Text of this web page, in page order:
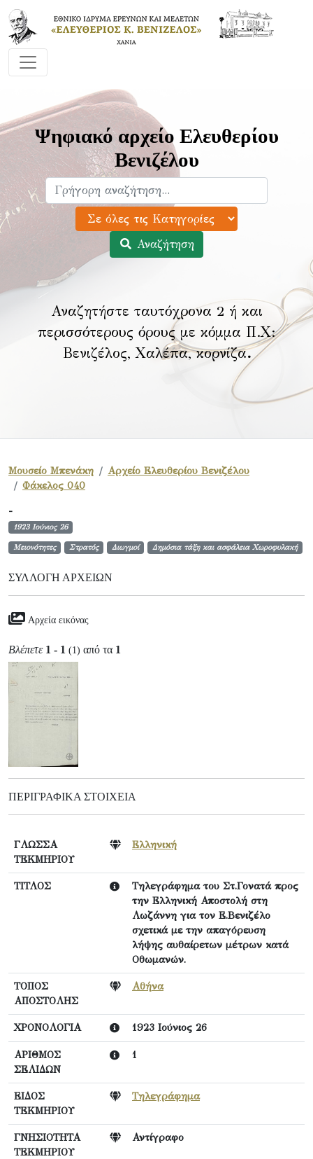
Ψηφιακό αρχείο Ελευθερίου
Βενιζέλου
Αναζήτηση
Αναζητήστε ταυτόχρονα 2 ή και
περισσότερους όρους με κόμμα Π.Χ:
Βενιζέλος, Χαλέπα, κορνίζα.
Μουσείο Μπενάκη
Αρχείο Ελευθερίου Βενιζέλου
Φάκελος 040
-
1923 Ιούνιος 26
Μειονότητες Στρατός Διωγμοί Δημόσια τάξη και ασφάλεια Χωροφυλακή
ΣΥΛΛΟΓΉ ΑΡΧΕΊΩΝ
Αρχεία εικόνας
Βλέπετε 1 - 1 (1) από τα 1
ΠΕΡΙΓΡΑΦΙΚΆ ΣΤΟΙΧΕΊΑ
ΓΛΩΣΣΑ
ΤΕΚΜΗΡΙΟΥ
Ελληνική
ΤΙΤΛΟΣ
Τηλεγράφημα του Στ.Γονατά προς
την Ελληνική Αποστολή στη
Λωζάννη για τον Ε.Βενιζέλο
σχετικά με την απαγόρευση
λήψης αυθαίρετων μέτρων κατά
Οθωμανών.
ΤΟΠΟΣ
ΑΠΟΣΤΟΛΗΣ
Αθήνα
ΧΡΟΝΟΛΟΓΙΑ 1923 Ιούνιος 26
ΑΡΙΘΜΟΣ
ΣΕΛΙΔΩΝ
1
ΕΙΔΟΣ
ΤΕΚΜΗΡΙΟΥ
Τηλεγράφημα
ΓΝΗΣΙΟΤΗΤΑ
ΤΕΚΜΗΡΙΟΥ
Αντίγραφο